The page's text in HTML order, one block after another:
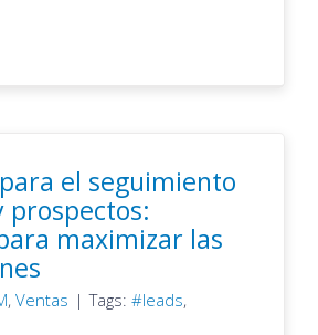
el seguimiento
prospectos:
maximizar las
, Ventas | Tags: leads,